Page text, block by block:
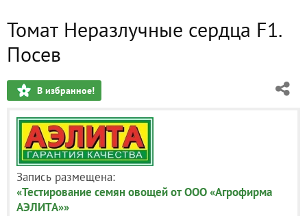
Томат Неразлучные сердца F1.
Посев
В избранное!
Запись размещена:
«Тестирование семян овощей от ООО «Агрофирма
АЭЛИТА»»